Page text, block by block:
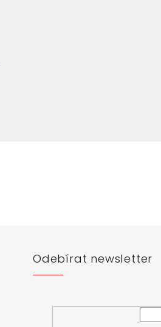
Odebírat newsletter